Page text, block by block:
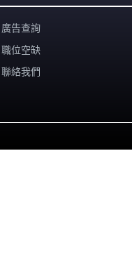
廣告查詢
職位空缺
聯絡我們